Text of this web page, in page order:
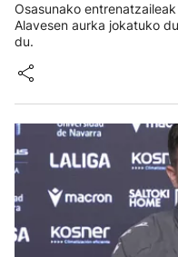
Osasunako
Alavesen aurka jokatuko
du.